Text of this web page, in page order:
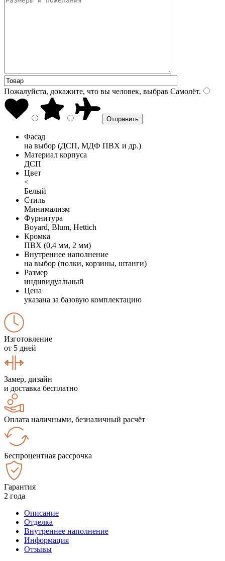
Пожалуйста, докажите, что вы человек, выбрав Самолёт.
Фасад
на выбор (ДСП, МДФ ПВХ и др.)
Материал корпуса
ДСП
Цвет
<
Белый
Стиль
Минимализм
Фурнитура
Boyard, Blum, Hettich
Кромка
ПВХ (0,4 мм, 2 мм)
Внутреннее наполнение
на выбор (полки, корзины, штанги)
Размер
индивидуальный
Цена
указана за базовую комплектацию
Изготовление
от 5 дней
Замер, дизайн
и доставка бесплатно
Оплата наличными, безналичный расчёт
Беспроцентная рассрочка
Гарантия
2 года
Описание
Отделка
Внутреннее наполнение
Информация
Отзывы